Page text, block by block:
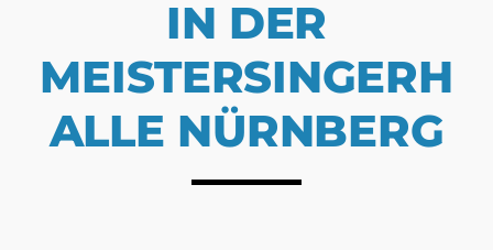
IN DER
MEISTERSINGERH
ALLE NÜRNBERG